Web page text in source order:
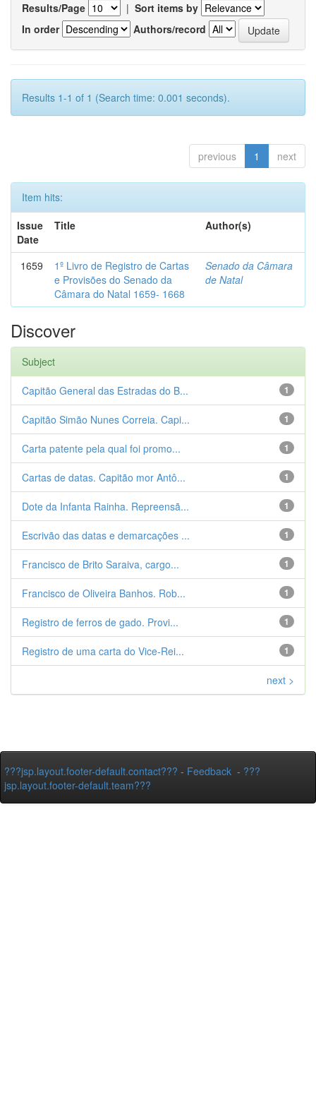
Results/Page | Sort items by
In order
Authors/record
Results 1-1 of 1 (Search time: 0.001 seconds).
previous 1 next
Item hits:
Issue
Date
Title Author(s)
1659
1º Livro de Registro de Cartas
e Provisões do Senado da
Câmara do Natal 1659- 1668
Senado da Câmara
de Natal
Discover
Subject
1
Capitão General das Estradas do B...
1
Capitão Simão Nunes Correia. Capi...
1
Carta patente pela qual foi promo...
1
Cartas de datas. Capitão mor Antô...
1
Dote da Infanta Rainha. Repreensã...
1
Escrivão das datas e demarcações ...
1
Francisco de Brito Saraiva, cargo...
1
Francisco de Oliveira Banhos. Rob...
1
Registro de ferros de gado. Provi...
1
Registro de uma carta do Vice-Rei...
next >
???jsp.layout.footer-default.contact??? - Feedback - ???
jsp.layout.footer-default.team???